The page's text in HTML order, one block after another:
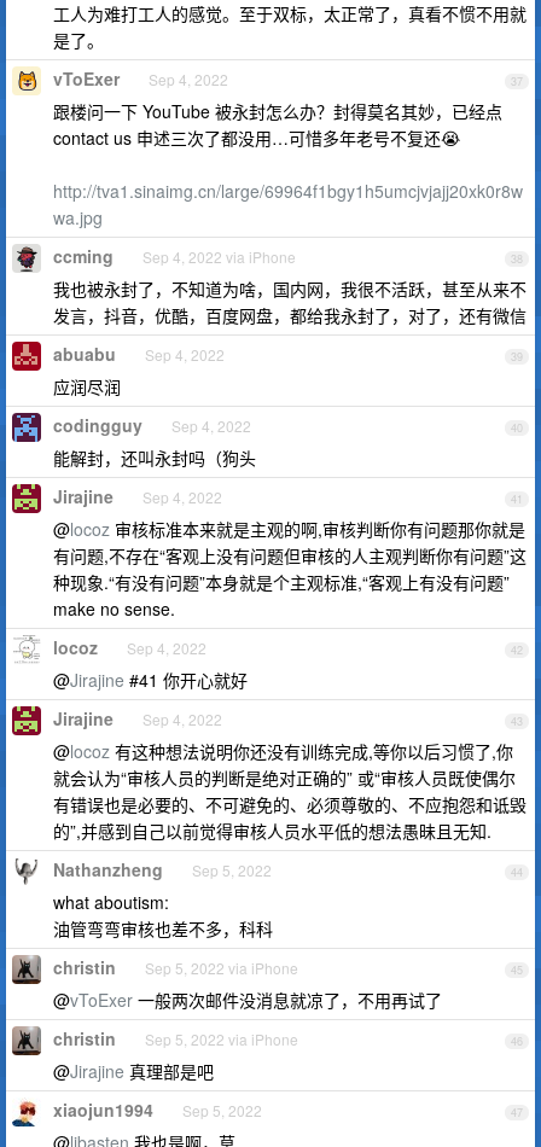
工人为难打工人的感觉。至于双标，太正常了，真看不惯不用就
是了。
37
vToExer Sep 4, 2022
跟楼问一下 YouTube 被永封怎么办？封得莫名其妙，已经点
contact us 申述三次了都没用…可惜多年老号不复还😭
http://tva1.sinaimg.cn/large/69964f1bgy1h5umcjvjajj20xk0r8w
wa.jpg
38
ccming Sep 4, 2022 via iPhone
我也被永封了，不知道为啥，国内网，我很不活跃，甚至从来不
发言，抖音，优酷，百度网盘，都给我永封了，对了，还有微信
39
abuabu Sep 4, 2022
应润尽润
40
codingguy Sep 4, 2022
能解封，还叫永封吗（狗头
41
Jirajine Sep 4, 2022
@locoz 审核标准本来就是主观的啊,审核判断你有问题那你就是
有问题,不存在“客观上没有问题但审核的人主观判断你有问题”这
种现象.“有没有问题”本身就是个主观标准,“客观上有没有问题”
make no sense.
42
locoz Sep 4, 2022
@Jirajine #41 你开心就好
43
Jirajine Sep 4, 2022
@locoz 有这种想法说明你还没有训练完成,等你以后习惯了,你
就会认为“审核人员的判断是绝对正确的” 或“审核人员既使偶尔
有错误也是必要的、不可避免的、必须尊敬的、不应抱怨和诋毁
的”,并感到自己以前觉得审核人员水平低的想法愚昧且无知.
44
Nathanzheng Sep 5, 2022
what aboutism:
油管弯弯审核也差不多，科科
45
christin Sep 5, 2022 via iPhone
@vToExer 一般两次邮件没消息就凉了，不用再试了
46
christin Sep 5, 2022 via iPhone
@Jirajine 真理部是吧
47
xiaojun1994 Sep 5, 2022
@libasten 我也是啊，草